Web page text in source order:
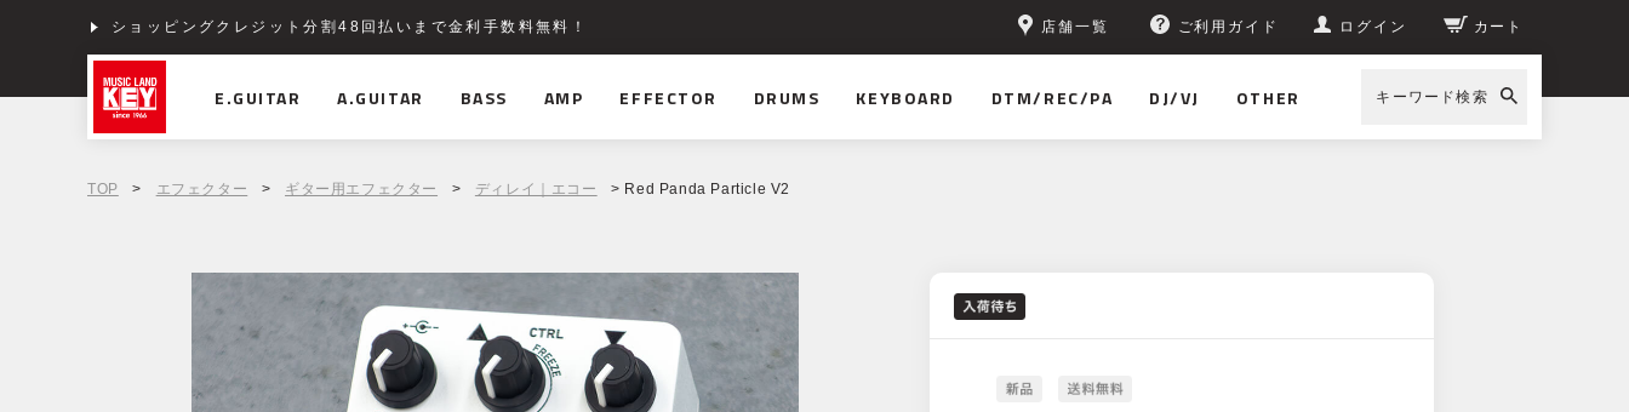
ショッピングクレジット分割48回払いまで金利手数料無料！ 店舗一覧 ご利用ガイド ログイン カート
E.GUITAR A.GUITAR BASS AMP EFFECTOR DRUMS KEYBOARD DTM/REC/PA DJ/VJ OTHER キーワード検索
TOP > エフェクター > ギター用エフェクター > ディレイ｜エコー > Red Panda Particle V2